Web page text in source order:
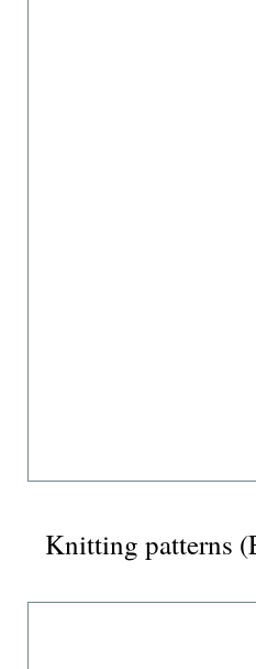
Knitting patterns